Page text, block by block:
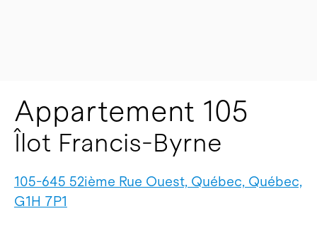
Appartement 105
Îlot Francis-Byrne
105-645 52ième Rue Ouest, Québec, Québec,
G1H 7P1